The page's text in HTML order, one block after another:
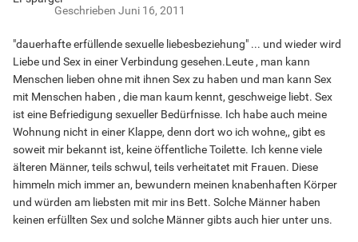
Geschrieben Juni 16, 2011
"dauerhafte erfüllende sexuelle liebesbeziehung" ... und wieder wird
Liebe und Sex in einer Verbindung gesehen.Leute , man kann
Menschen lieben ohne mit ihnen Sex zu haben und man kann Sex
mit Menschen haben , die man kaum kennt, geschweige liebt. Sex
ist eine Befriedigung sexueller Bedürfnisse. Ich habe auch meine
Wohnung nicht in einer Klappe, denn dort wo ich wohne,, gibt es
soweit mir bekannt ist, keine öffentliche Toilette. Ich kenne viele
älteren Männer, teils schwul, teils verheitatet mit Frauen. Diese
himmeln mich immer an, bewundern meinen knabenhaften Körper
und würden am liebsten mit mir ins Bett. Solche Männer haben
keinen erfüllten Sex und solche Männer gibts auch hier unter uns.